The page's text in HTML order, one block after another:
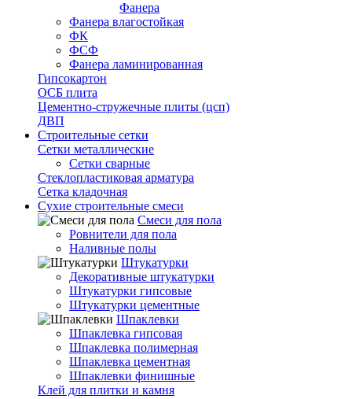
Фанера
Фанера влагостойкая
ФК
ФСФ
Фанера ламинированная
Гипсокартон
ОСБ плита
Цементно-стружечные плиты (цсп)
ДВП
Строительные сетки
Сетки металлические
Сетки сварные
Стеклопластиковая арматура
Сетка кладочная
Сухие строительные смеси
Смеси для пола
Ровнители для пола
Наливные полы
Штукатурки
Декоративные штукатурки
Штукатурки гипсовые
Штукатурки цементные
Шпаклевки
Шпаклевка гипсовая
Шпаклевка полимерная
Шпаклевка цементная
Шпаклевки финишные
Клей для плитки и камня